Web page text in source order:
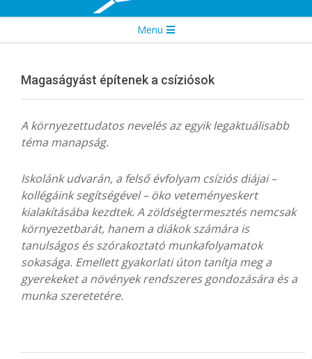
Menu
Magaságyást építenek a csíziósok
A környezettudatos nevelés az egyik legaktuálisabb
téma manapság.
Iskolánk udvarán, a felső évfolyam csíziós diájai –
kollégáink segítségével – öko veteményeskert
kialakításába kezdtek. A zöldségtermesztés nemcsak
környezetbarát, hanem a diákok számára is
tanulságos és szórakoztató munkafolyamatok
sokasága. Emellett gyakorlati úton tanítja meg a
gyerekeket a növények rendszeres gondozására és a
munka szeretetére.